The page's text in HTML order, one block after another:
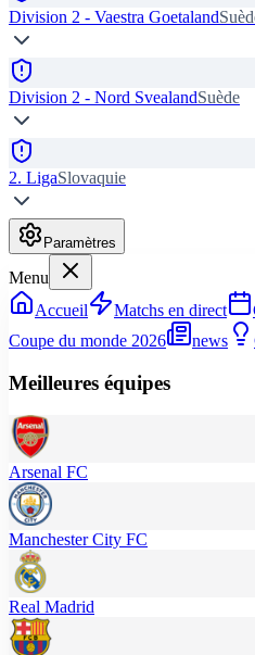
Division 2 - Vaestra Goetaland
Division 2 - Nord SvealandSuède
2. LigaSlovaquie
Paramètres
Menu
Accueil
Matchs en direct
Coupe du monde 2026
news
Meilleures équipes
Arsenal FC
Manchester City FC
Real Madrid